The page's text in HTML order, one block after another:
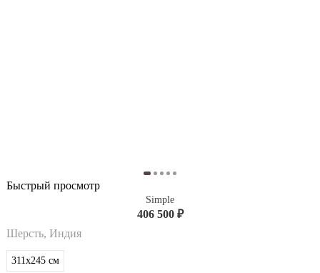
Быстрый просмотр
Simple
406 500 ₽
Шерсть, Индия
311x245 см